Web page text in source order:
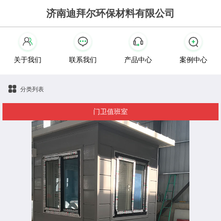
济南迪拜尔环保材料有限公司
关于我们 联系我们 产品中心 案例中心
分类列表
门卫值班室